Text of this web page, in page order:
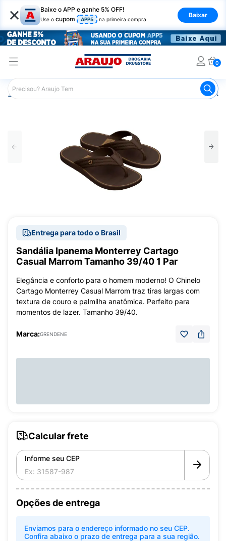
× Baixe o APP e ganhe 5% OFF!
Use o cupom APP5 na primeira compra
Baixar
0
Araujo Mercado Calçados e
Entrega para todo o Brasil
Sandália Ipanema Monterrey Cartago
Casual Marrom Tamanho 39/40 1 Par
Elegância e conforto para o homem moderno! O Chinelo
Cartago Monterrey Casual Marrom traz tiras largas com
textura de couro e palmilha anatômica. Perfeito para
momentos de lazer. Tamanho 39/40.
Marca:GRENDENE
Calcular frete
Informe seu CEP
Opções de entrega
Enviamos para o endereço informado no seu CEP.
Confira abaixo o prazo de entrega para a sua região.